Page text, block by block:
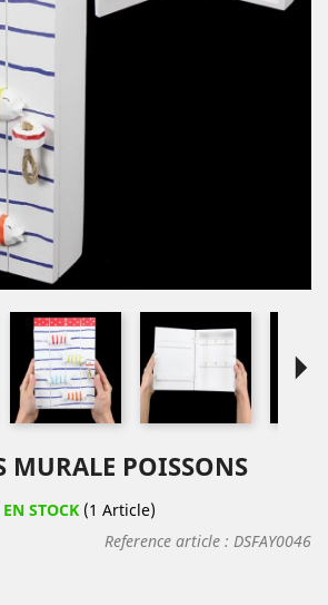
arrow_right
MURALE POISSONS
STOCK (1 Article)
Reference article : DSFAY0046